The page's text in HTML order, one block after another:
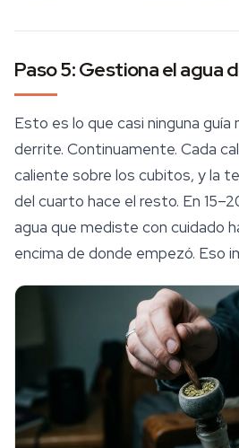
Paso 5: Gestiona el agua
Esto es lo que casi ninguna guía
derrite. Continuamente. Cada
caliente sobre los cubitos, y la
del cuarto hace el resto. En
agua que mediste con cuidado
encima de donde empezó. Eso